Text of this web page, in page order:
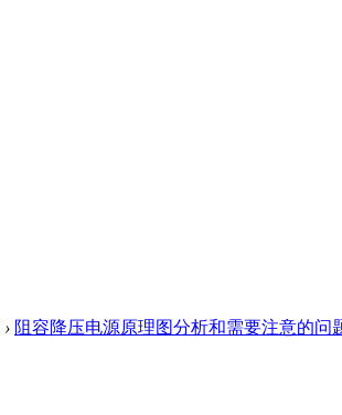
› 阻容降压电源原理图分析和需要注意的问